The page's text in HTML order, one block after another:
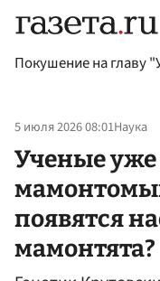
Покушение на главу
5 июля 2026 08:01Наука
Ученые уже
появятся
мамонтята?